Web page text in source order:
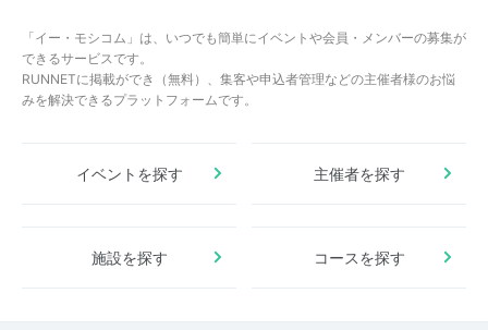
「イー・モシコム」は、いつでも簡単にイベントや会員・メンバーの募集が
できるサービスです。
RUNNETに掲載ができ（無料）、集客や申込者管理などの主催者様のお悩
みを解決できるプラットフォームです。
イベントを探す 主催者を探す
施設を探す コースを探す